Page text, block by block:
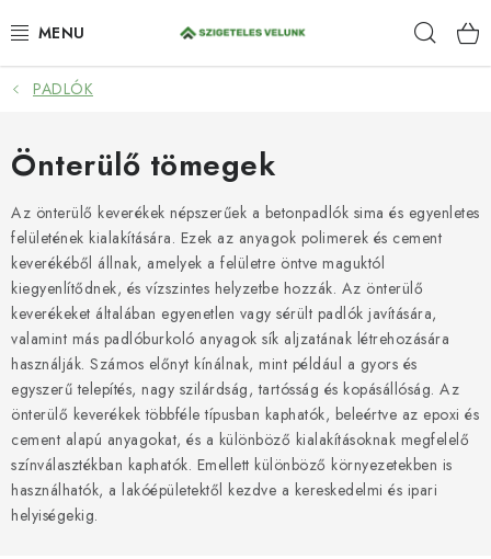
tartalomhoz
HIDROIZOLÁCIÓ
FESTÉKEK ÉS BEHATOLÁSOK
PADLÓK
ANTI-GRAFFITI
TÖMÍTŐANYAGOK
SPRAY
SZOLGÁLTATÁSOK
SZERSZEREK
PADLÓK
Önterülő tömegek
Az önterülő keverékek népszerűek a betonpadlók sima és egyenletes
felületének kialakítására. Ezek az anyagok polimerek és cement
keverékéből állnak, amelyek a felületre öntve maguktól
kiegyenlítődnek, és vízszintes helyzetbe hozzák. Az önterülő
keverékeket általában egyenetlen vagy sérült padlók javítására,
valamint más padlóburkoló anyagok sík aljzatának létrehozására
használják. Számos előnyt kínálnak, mint például a gyors és
egyszerű telepítés, nagy szilárdság, tartósság és kopásállóság. Az
önterülő keverékek többféle típusban kaphatók, beleértve az epoxi és
cement alapú anyagokat, és a különböző kialakításoknak megfelelő
színválasztékban kaphatók. Emellett különböző környezetekben is
használhatók, a lakóépületektől kezdve a kereskedelmi és ipari
helyiségekig.